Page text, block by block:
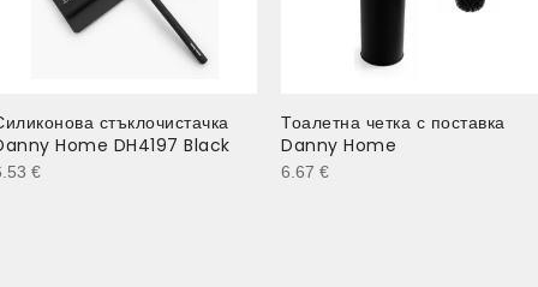
стъклочистачка
Home DH4197 Black
€
Тоалетна четка с поставка
Danny Home
6.67 €